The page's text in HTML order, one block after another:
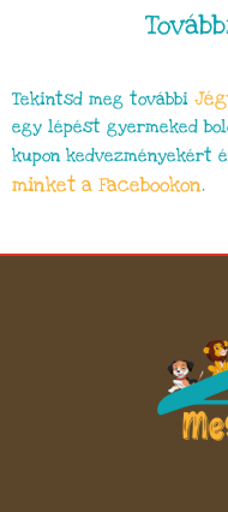
Tekintsd meg további
egy lépést gyermeked
kupon kedvezményekért
minket a Facebookon.